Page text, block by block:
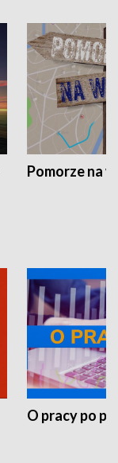
Pomorze na
O pracy po